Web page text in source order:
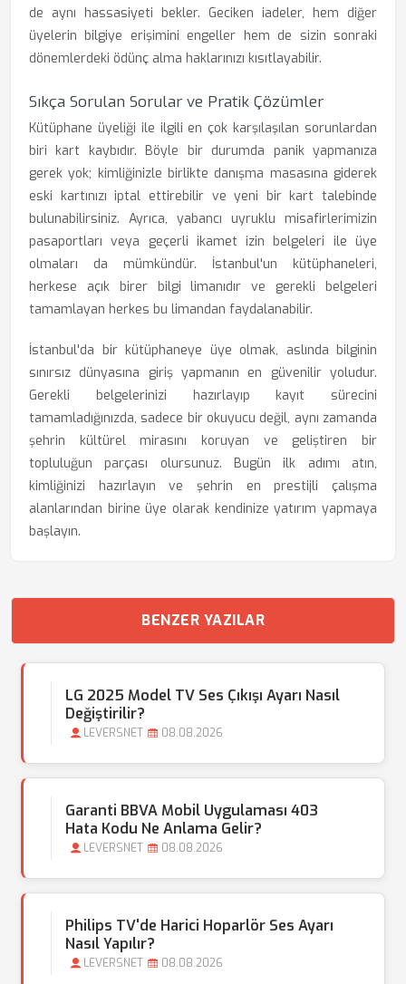
de aynı hassasiyeti bekler. Geciken iadeler, hem diğer
üyelerin bilgiye erişimini engeller hem de sizin sonraki
dönemlerdeki ödünç alma haklarınızı kısıtlayabilir.
Sıkça Sorulan Sorular ve Pratik Çözümler
Kütüphane üyeliği ile ilgili en çok karşılaşılan sorunlardan
biri kart kaybıdır. Böyle bir durumda panik yapmanıza
gerek yok; kimliğinizle birlikte danışma masasına giderek
eski kartınızı iptal ettirebilir ve yeni bir kart talebinde
bulunabilirsiniz. Ayrıca, yabancı uyruklu misafirlerimizin
pasaportları veya geçerli ikamet izin belgeleri ile üye
olmaları da mümkündür. İstanbul'un kütüphaneleri,
herkese açık birer bilgi limanıdır ve gerekli belgeleri
tamamlayan herkes bu limandan faydalanabilir.
İstanbul'da bir kütüphaneye üye olmak, aslında bilginin
sınırsız dünyasına giriş yapmanın en güvenilir yoludur.
Gerekli belgelerinizi hazırlayıp kayıt sürecini
tamamladığınızda, sadece bir okuyucu değil, aynı zamanda
şehrin kültürel mirasını koruyan ve geliştiren bir
topluluğun parçası olursunuz. Bugün ilk adımı atın,
kimliğinizi hazırlayın ve şehrin en prestijli çalışma
alanlarından birine üye olarak kendinize yatırım yapmaya
başlayın.
BENZER YAZILAR
LG 2025 Model TV Ses Çıkışı Ayarı Nasıl
Değiştirilir?
LEVERSNET 08.08.2026
Garanti BBVA Mobil Uygulaması 403
Hata Kodu Ne Anlama Gelir?
LEVERSNET 08.08.2026
Philips TV'de Harici Hoparlör Ses Ayarı
Nasıl Yapılır?
LEVERSNET 08.08.2026